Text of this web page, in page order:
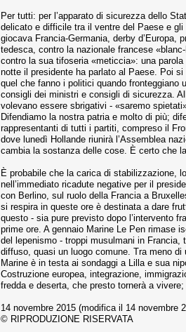
Per tutti: per l’apparato di sicurezza dello
delicato e difficile tra il ventre del Paese e gli
giocava Francia-Germania, derby d’Europa,
tedesca, contro la nazionale francese
contro la sua tifoseria «meticcia»: una
notte il presidente ha parlato al Paese. Poi
quel che fanno i politici quando fronteggiano
consigli dei ministri e consigli di sicurezza.
volevano essere sbrigativi - «saremo
Difendiamo la nostra patria e molto di più;
rappresentanti di tutti i partiti, compreso il
dove lunedì Hollande riunirà l’Assemblea
cambia la sostanza delle cose. È certo che
È probabile che la carica di stabilizzazione,
nell’immediato ricadute negative per il
con Berlino, sul ruolo della Francia a
si respira in queste ore è destinata a dare
questo - sia pure previsto dopo l’intervento
prime ore. A gennaio Marine Le Pen rimase
del lepenismo - troppi musulmani in
diffuso, quasi un luogo comune. Tra meno
Marine è in testa ai sondaggi a Lilla e sua
Costruzione europea, integrazione,
fredda e deserta, che presto tornerà a
14 novembre 2015 (modifica il 14 novembre
© RIPRODUZIONE RISERVATA